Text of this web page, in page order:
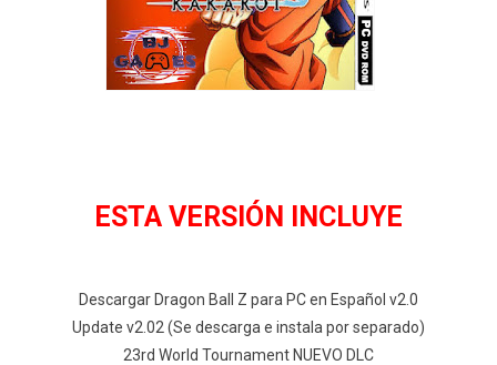
ESTA VERSIÓN INCLUYE
Descargar Dragon Ball Z para PC en Español v2.0
Update v2.02 (Se descarga e instala por separado)
23rd World Tournament NUEVO DLC